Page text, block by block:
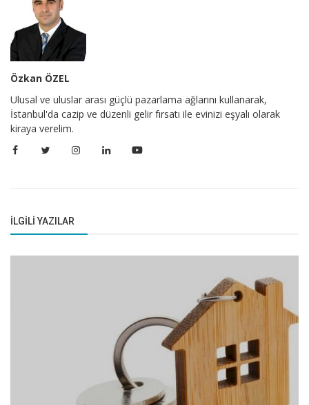
Özkan ÖZEL
Ulusal ve uluslar arası güçlü pazarlama ağlarını kullanarak,
İstanbul'da cazip ve düzenli gelir fırsatı ile evinizi eşyalı olarak
kiraya verelim.
İLGILI YAZILAR